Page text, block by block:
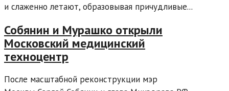
и слаженно летают, образовывая причудливые...
Собянин и Мурашко открыли
Московский медицинский
техноцентр
После масштабной реконструкции мэр